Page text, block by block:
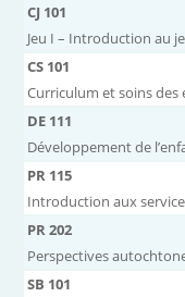
CJ 101
Jeu I – Introduction au
CS 101
Curriculum et soins
DE 111
Développement de
PR 115
Introduction aux
PR 202
Perspectives
SB 101